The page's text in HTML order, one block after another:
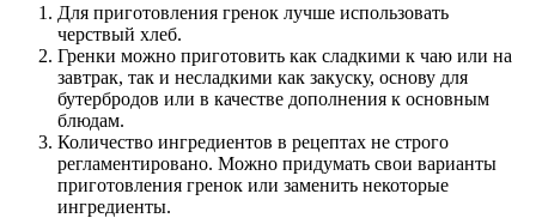
Для приготовления гренок лучше использовать
черствый хлеб.
Гренки можно приготовить как сладкими к чаю или на
завтрак, так и несладкими как закуску, основу для
бутербродов или в качестве дополнения к основным
блюдам.
Количество ингредиентов в рецептах не строго
регламентировано. Можно придумать свои варианты
приготовления гренок или заменить некоторые
ингредиенты.